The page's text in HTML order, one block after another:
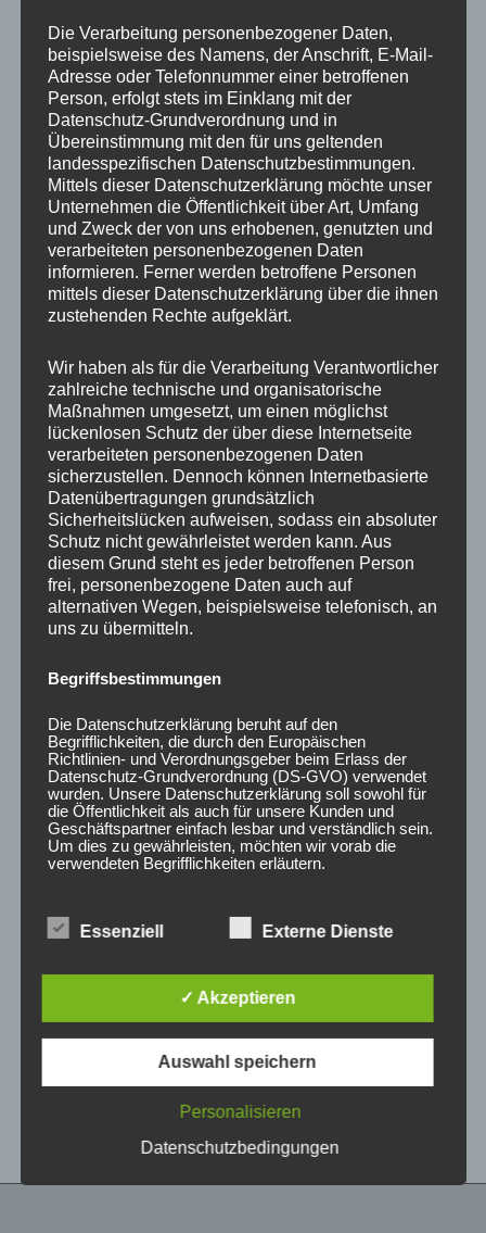
Lochzahl
Mittellochbohrung 72,6 mm
Nabenbohrung 72.6
PCD 112 mm
Traglast 750
Ähnliche Produkte
CONCAVER CVR1
19×8,5 ET45 5×108
Brushed Bronze
450,00€ *
Bewertet
mit
CONCAVER CVR1
19×8,5 ET40 5×112
Platinum Black
5
19×8,5 ET45 5×112
Double Tinted Black
450,00€ *
19×8 ET40 5×112
Double Tinted Black
425,00€ *
Bewertet
von
5
Die Verarbeitung personenbezogener Daten,
beispielsweise des Namens, der Anschrift, E-Mail-
Adresse oder Telefonnummer einer betroffenen
Person, erfolgt stets im Einklang mit der
Datenschutz-Grundverordnung und in
Übereinstimmung mit den für uns geltenden
landesspezifischen Datenschutzbestimmungen.
Mittels dieser Datenschutzerklärung möchte unser
Unternehmen die Öffentlichkeit über Art, Umfang
und Zweck der von uns erhobenen, genutzten und
verarbeiteten personenbezogenen Daten
informieren. Ferner werden betroffene Personen
mittels dieser Datenschutzerklärung über die ihnen
zustehenden Rechte aufgeklärt.
Wir haben als für die Verarbeitung Verantwortlicher
zahlreiche technische und organisatorische
Maßnahmen umgesetzt, um einen möglichst
lückenlosen Schutz der über diese Internetseite
verarbeiteten personenbezogenen Daten
sicherzustellen. Dennoch können Internetbasierte
Datenübertragungen grundsätzlich
Sicherheitslücken aufweisen, sodass ein absoluter
Schutz nicht gewährleistet werden kann. Aus
diesem Grund steht es jeder betroffenen Person
frei, personenbezogene Daten auch auf
alternativen Wegen, beispielsweise telefonisch, an
uns zu übermitteln.
Begriffsbestimmungen
Die Datenschutzerklärung beruht auf den
Begrifflichkeiten, die durch den Europäischen
Richtlinien- und Verordnungsgeber beim Erlass der
Datenschutz-Grundverordnung (DS-GVO) verwendet
wurden. Unsere Datenschutzerklärung soll sowohl für
die Öffentlichkeit als auch für unsere Kunden und
Geschäftspartner einfach lesbar und verständlich sein.
Um dies zu gewährleisten, möchten wir vorab die
verwendeten Begrifflichkeiten erläutern.
Wir verwenden in dieser Datenschutzerklärung
unter anderem die folgenden Begriffe:
Personenbezogene Daten sind alle
identifizierbare natürliche Person (im Folgenden
wird eine natürliche Person angesehen, die
Essenziell Externe Dienste
✓ Akzeptieren
Auswahl speichern
Personalisieren
Datenschutzbedingungen